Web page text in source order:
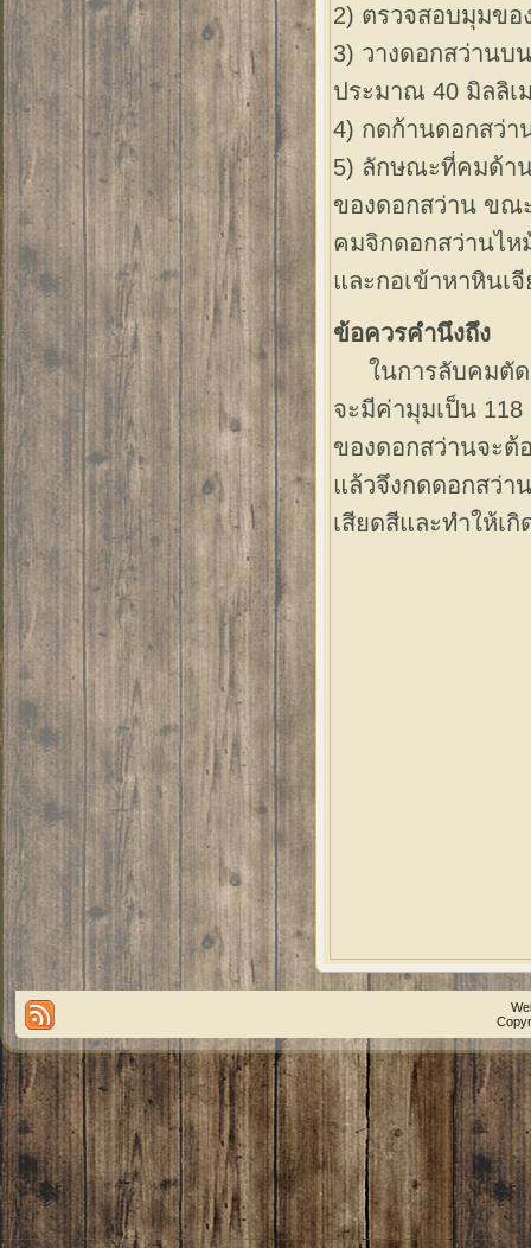
2) ตรวจสอบมุมขอ
3) วางดอกสว่านบ
ประมาณ 40 มิลลิเ
4) กดก้านดอกสว่า
5) ลักษณะที่คมด้าน
ของดอกสว่าน ขณ
คมจิกดอกสว่านไ
และกอเข้าหาหินเ
ข้อควรคำนึงถึง
ในการลับคมตัด
จะมีค่ามุมเป็น
ของดอกสว่านจะต้
แล้วจึงกดดอกสว่า
เสียดสีและทำให้เ